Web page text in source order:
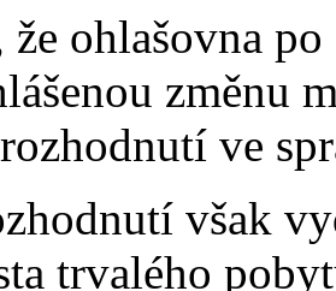
ohlašovna
změnu
ve
však
trvalého